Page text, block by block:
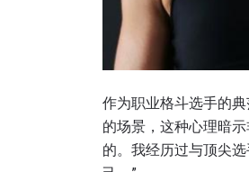
作为职业格斗选手的
的场景，这种心理暗
的。我经历过与顶尖